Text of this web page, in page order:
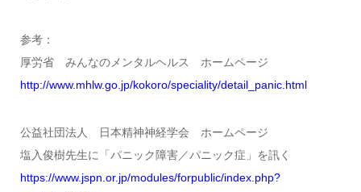
参考：
厚労省 みんなのメンタルヘルス ホームページ
http://www.mhlw.go.jp/kokoro/speciality/detail_panic.html
公益社団法人 日本精神神経学会 ホームページ
塩入俊樹先生に「パニック障害／パニック症」を訊く
https://www.jspn.or.jp/modules/forpublic/index.php?